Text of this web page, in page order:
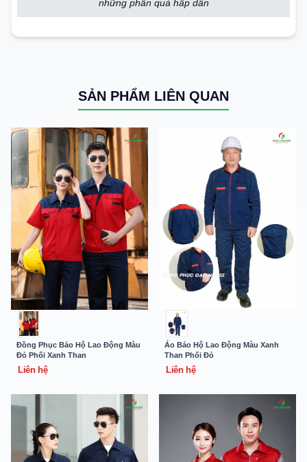
những phần quà hấp dẫn
SẢN PHẨM LIÊN QUAN
Đồng Phục Bảo Hộ Lao Động Màu
Đỏ Phối Xanh Than
Liên hệ
Áo Bảo Hộ Lao Động Màu Xanh
Than Phối Đỏ
Liên hệ